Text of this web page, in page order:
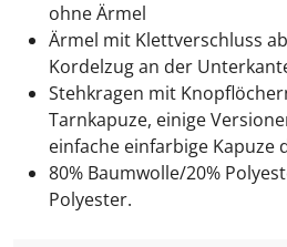
ohne Ärmel
Ärmel mit Klettverschluss
Kordelzug an der
Stehkragen mit
Tarnkapuze, einige
einfache einfarbige Kapuze
80% Baumwolle/20%
Polyester.